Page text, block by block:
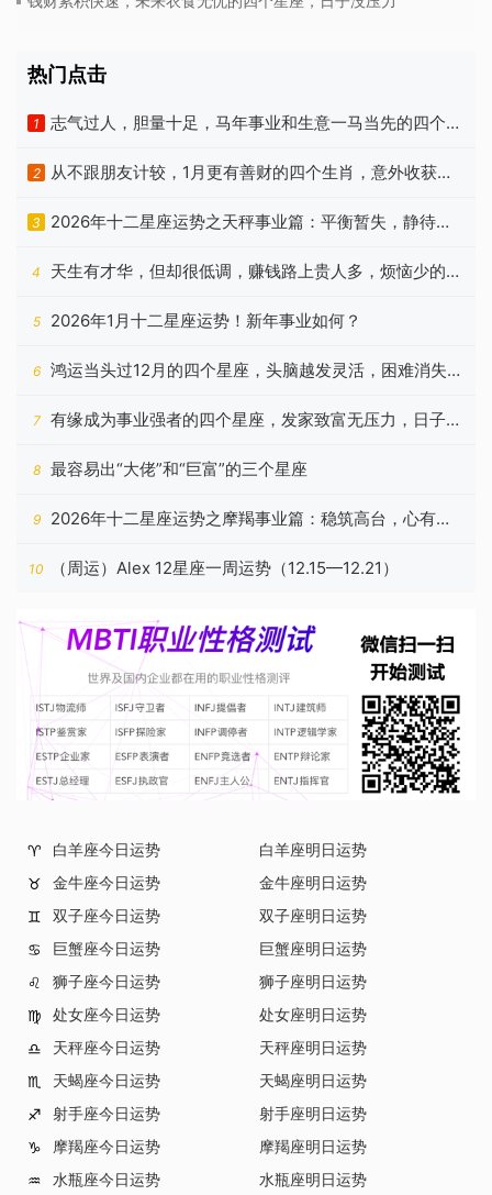
热门点击
1
志气过人，胆量十足，马年事业和生意一马当先的四个属
相
2
从不跟朋友计较，1月更有善财的四个生肖，意外收获相
3
2026年十二星座运势之天秤事业篇：平衡暂失，静待云
开
4
天生有才华，但却很低调，赚钱路上贵人多，烦恼少的3
个生肖
5 2026年1月十二星座运势！新年事业如何？
6
鸿运当头过12月的四个星座，头脑越发灵活，困难消失不
见
7
有缘成为事业强者的四个星座，发家致富无压力，日子顺
利十足
8 最容易出“大佬”和“巨富”的三个星座
9
2026年十二星座运势之摩羯事业篇：稳筑高台，心有所
10 （周运）Alex 12星座一周运势（12.15—12.21）
♈ 白羊座今日运势
白羊座明日运势
♉
金牛座今日运势
金牛座明日运势
♊
双子座今日运势
双子座明日运势
♋
巨蟹座今日运势
巨蟹座明日运势
♌
狮子座今日运势
狮子座明日运势
♍
处女座今日运势
处女座明日运势
♎
天秤座今日运势
天秤座明日运势
♏
天蝎座今日运势
天蝎座明日运势
♐
射手座今日运势
射手座明日运势
♑
摩羯座今日运势
摩羯座明日运势
♒
水瓶座今日运势
水瓶座明日运势